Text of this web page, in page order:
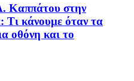
Καππάτου στην
Τι κάνουμε όταν τα
οθόνη και το